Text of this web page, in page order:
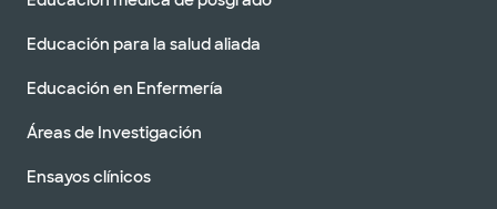
Educación para la salud aliada
Educación en Enfermería
Áreas de Investigación
Ensayos clínicos